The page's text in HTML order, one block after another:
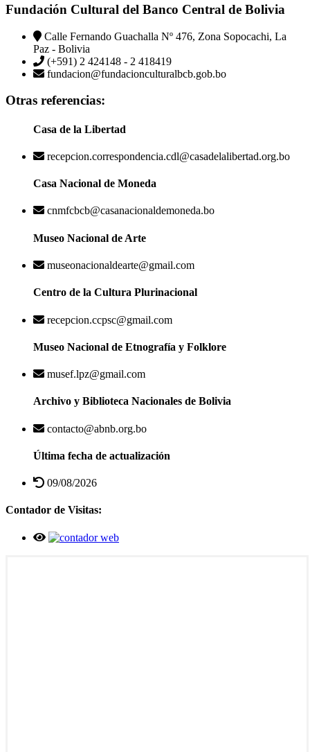
Fundación Cultural del Banco Central de Bolivia
Calle Fernando Guachalla Nº 476, Zona Sopocachi, La
Paz - Bolivia
(+591) 2 424148 - 2 418419
fundacion@fundacionculturalbcb.gob.bo
Otras referencias:
Casa de la Libertad
recepcion.correspondencia.cdl@casadelalibertad.org.bo
Casa Nacional de Moneda
cnmfcbcb@casanacionaldemoneda.bo
Museo Nacional de Arte
museonacionaldearte@gmail.com
Centro de la Cultura Plurinacional
recepcion.ccpsc@gmail.com
Museo Nacional de Etnografía y Folklore
musef.lpz@gmail.com
Archivo y Biblioteca Nacionales de Bolivia
contacto@abnb.org.bo
Última fecha de actualización
09/08/2026
Contador de Visitas: